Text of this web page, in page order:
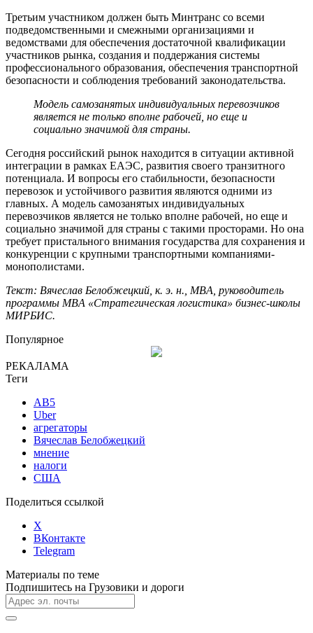
Третьим участником должен быть Минтранс со всеми
подведомственными и смежными организациями и
ведомствами для обеспечения достаточной квалификации
участников рынка, создания и поддержания системы
профессионального образования, обеспечения транспортной
безопасности и соблюдения требований законодательства.
Модель самозанятых индивидуальных перевозчиков
является не только вполне рабочей, но еще и
социально значимой для страны.
Сегодня российский рынок находится в ситуации активной
интеграции в рамках ЕАЭС, развития своего транзитного
потенциала. И вопросы его стабильности, безопасности
перевозок и устойчивого развития являются одними из
главных. А модель самозанятых индивидуальных
перевозчиков является не только вполне рабочей, но еще и
социально значимой для страны с такими просторами. Но она
требует пристального внимания государства для сохранения и
конкуренции с крупными транспортными компаниями-
монополистами.
Текст: Вячеслав Белобжецкий, к. э. н., MBA, руководитель
программы MBA «Стратегическая логистика» бизнес-школы
МИРБИС.
Популярное
РЕКАЛАМА
Теги
AB5
Uber
агрегаторы
Вячеслав Белобжецкий
мнение
налоги
США
Поделиться ссылкой
X
ВКонтакте
Telegram
Материалы по теме
Подпишитесь на Грузовики и дороги